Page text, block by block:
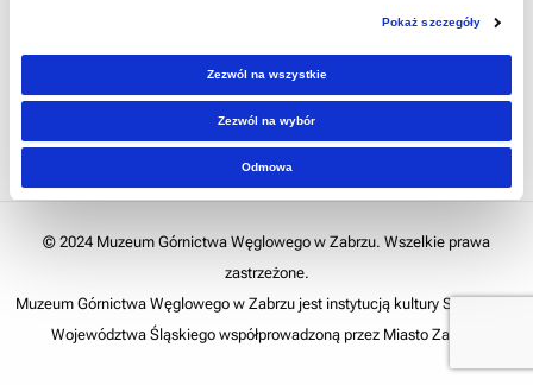
Pokaż szczegóły
Zezwól na wszystkie
Zezwól na wybór
Odmowa
© 2024 Muzeum Górnictwa Węglowego w Zabrzu. Wszelkie prawa
zastrzeżone.
Muzeum Górnictwa Węglowego w Zabrzu jest instytucją kultury Samorządu
Województwa Śląskiego współprowadzoną przez Miasto Zabrze.